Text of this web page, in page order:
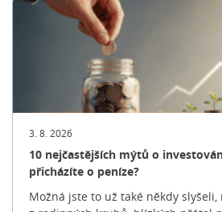
3. 8. 2026
10 nejčastějších mýtů o
přicházíte o peníze?
Možná jste to už také někdy slyšeli,